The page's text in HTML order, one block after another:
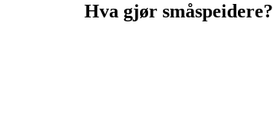
Hva gjør småspeidere?